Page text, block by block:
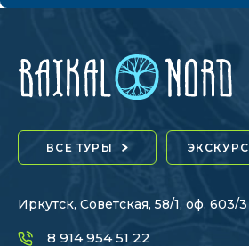
ВСЕ ТУРЫ
Иркутск, Советская, 58/1, оф. 603/3
8 914 954 51 22